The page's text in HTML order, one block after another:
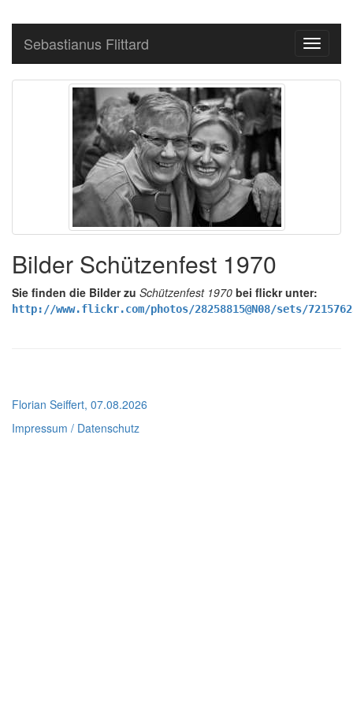
Toggle
Sebastianus Flittard
Bilder Schützenfest 1970
Sie finden die Bilder zu Schützenfest 1970 bei flickr unter:
http://www.flickr.com/photos/28258815@N08/sets/
Florian Seiffert, 07.08.2026
Impressum / Datenschutz